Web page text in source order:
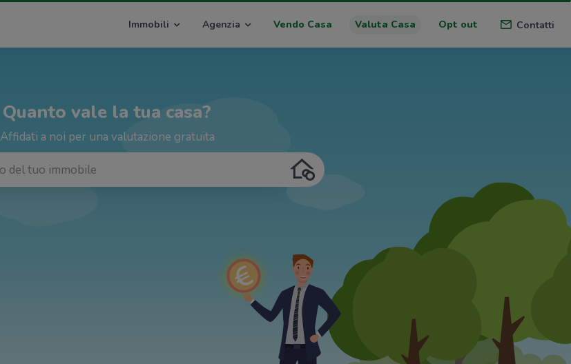
Immobili Agenzia Vendo Casa Valuta Casa Opt out Contatti
Quanto vale la tua casa?
Affidati a noi per una valutazione gratuita